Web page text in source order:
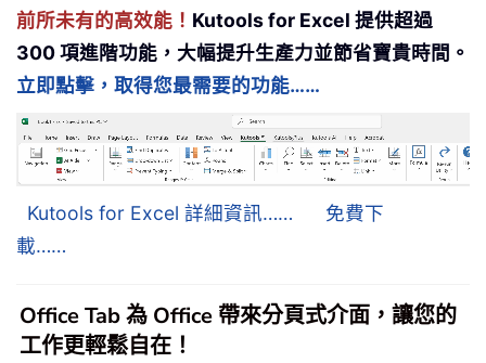
前所未有的高效能！ Kutools for Excel 提供超過
300 項進階功能，大幅提升生產力並節省寶貴時間。
立即點擊，取得您最需要的功能……
Kutools for Excel 詳細資訊……
免費下
載……
Office Tab 為 Office 帶來分頁式介面，讓您的
工作更輕鬆自在！